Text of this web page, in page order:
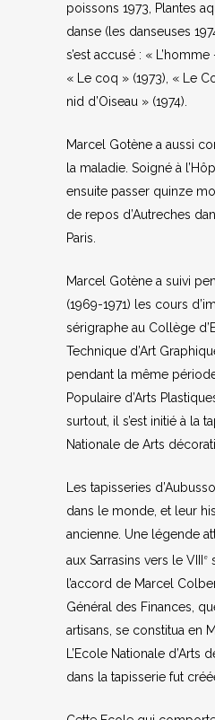
poissons 1973, Plantes
danse (les danseuses
s’est accusé : « L’homme
« Le coq » (1973), « Le
nid d’Oiseau » (1974).
Marcel Gotène a aussi
la maladie. Soigné à
ensuite passer quinze
de repos d’Autreches
Paris.
Marcel Gotène a suivi
(1969-1971) les cours
sérigraphe au Collège
Technique d’Art
pendant la même
Populaire d’Arts
surtout, il s’est initié à la
Nationale de Arts
Les tapisseries
dans le monde, et leur
ancienne. Une légende
aux Sarrasins vers le VIII
e
l’accord de Marcel
Général des Finances,
artisans, se constitua en
L’Ecole Nationale d’Arts
dans la tapisserie fut